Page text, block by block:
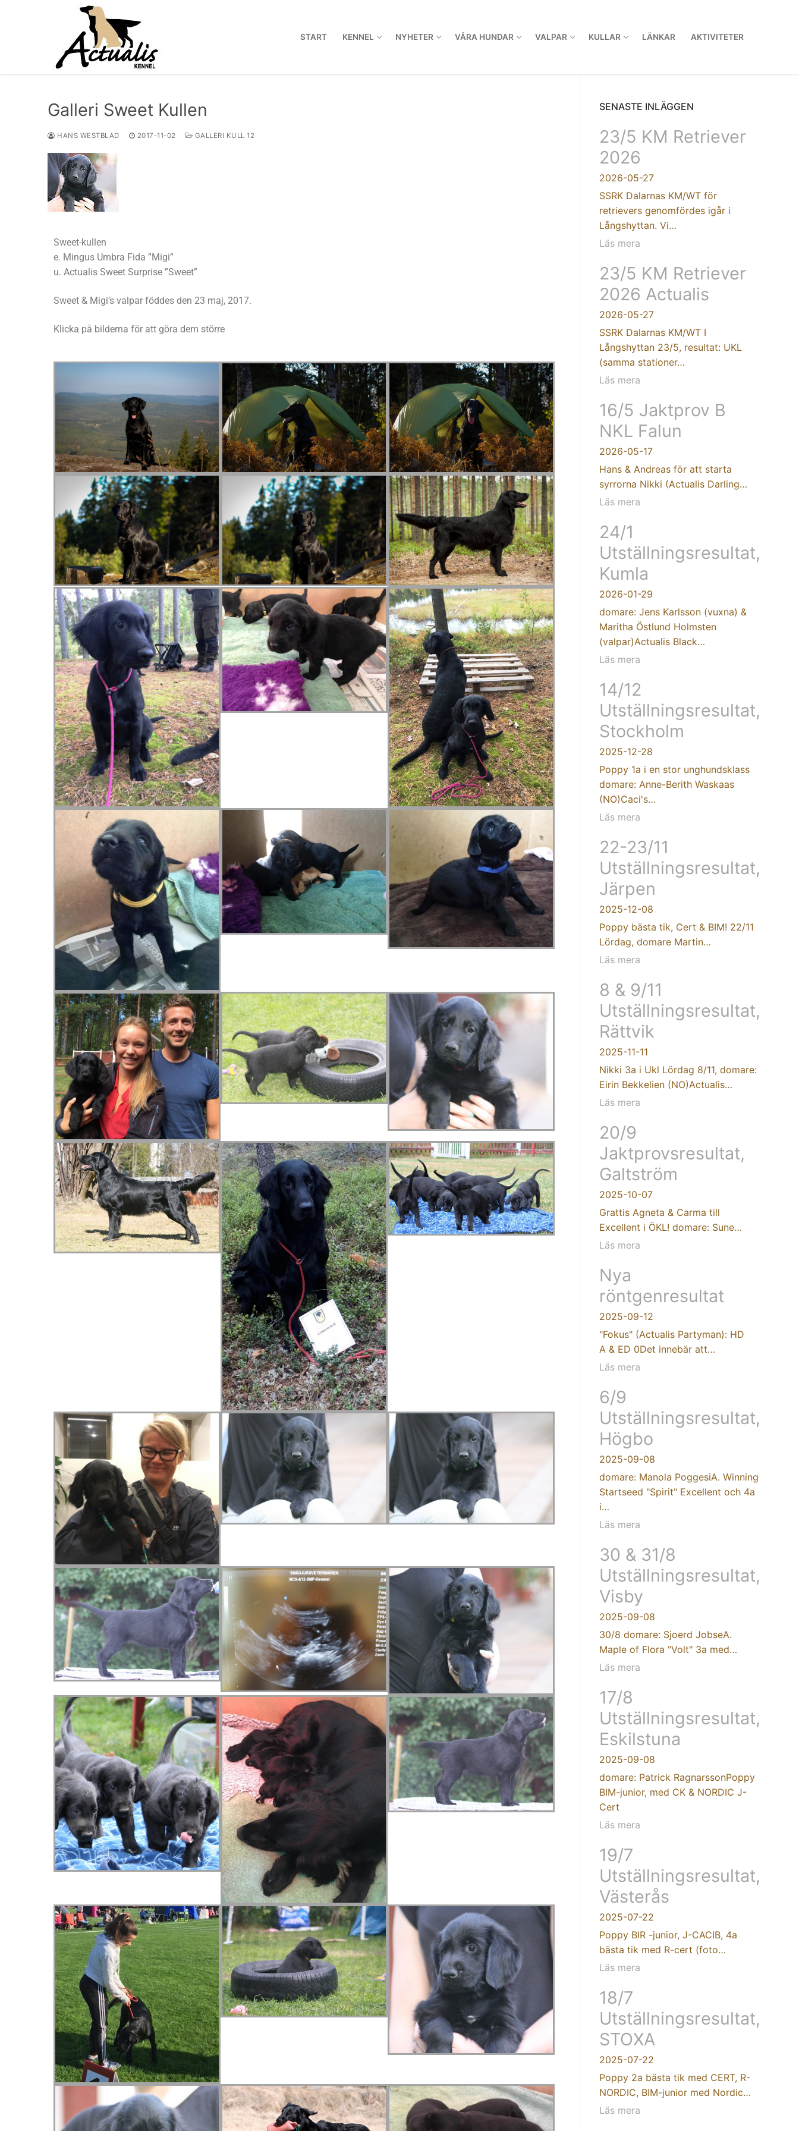
START KENNEL NYHETER VÅRA HUNDAR VALPAR KULLAR LÄNKAR AKTIVITETER
Galleri Sweet Kullen
HANS WESTBLAD 2017-11-02 GALLERI KULL 12
Sweet-kullen
e. Mingus Umbra Fida ”Migi”
u. Actualis Sweet Surprise ”Sweet”
Sweet & Migi’s valpar föddes den 23 maj, 2017.
Klicka på bilderna för att göra dem större
SENASTE INLÄGGEN
23/5 KM Retriever
2026
2026-05-27
SSRK Dalarnas KM/WT för
retrievers genomfördes igår i
Långshyttan. Vi…
Läs mera
23/5 KM Retriever
2026 Actualis
2026-05-27
SSRK Dalarnas KM/WT I
Långshyttan 23/5, resultat: UKL
(samma stationer…
Läs mera
16/5 Jaktprov B
NKL Falun
2026-05-17
Hans & Andreas för att starta
syrrorna Nikki (Actualis Darling…
Läs mera
24/1
Utställningsresultat,
Kumla
2026-01-29
domare: Jens Karlsson (vuxna) &
Maritha Östlund Holmsten
(valpar)Actualis Black…
Läs mera
14/12
Utställningsresultat,
Stockholm
2025-12-28
Poppy 1a i en stor unghundsklass
domare: Anne-Berith Waskaas
(NO)Caci's…
Läs mera
22-23/11
Utställningsresultat,
Järpen
2025-12-08
Poppy bästa tik, Cert & BIM! 22/11
Lördag, domare Martin…
Läs mera
8 & 9/11
Utställningsresultat,
Rättvik
2025-11-11
Nikki 3a i Ukl Lördag 8/11, domare:
Eirin Bekkelien (NO)Actualis…
Läs mera
20/9
Jaktprovsresultat,
Galtström
2025-10-07
Grattis Agneta & Carma till
Excellent i ÖKL! domare: Sune…
Läs mera
Nya
röntgenresultat
2025-09-12
"Fokus" (Actualis Partyman): HD
A & ED 0Det innebär att…
Läs mera
6/9
Utställningsresultat,
Högbo
2025-09-08
domare: Manola PoggesiA. Winning
Startseed "Spirit" Excellent och 4a
i…
Läs mera
30 & 31/8
Utställningsresultat,
Visby
2025-09-08
30/8 domare: Sjoerd JobseA.
Maple of Flora "Volt" 3a med…
Läs mera
17/8
Utställningsresultat,
Eskilstuna
2025-09-08
domare: Patrick RagnarssonPoppy
BIM-junior, med CK & NORDIC J-
Cert
Läs mera
19/7
Utställningsresultat,
Västerås
2025-07-22
Poppy BIR -junior, J-CACIB, 4a
bästa tik med R-cert (foto…
Läs mera
18/7
Utställningsresultat,
STOXA
2025-07-22
Poppy 2a bästa tik med CERT, R-
NORDIC, BIM-junior med Nordic…
Läs mera